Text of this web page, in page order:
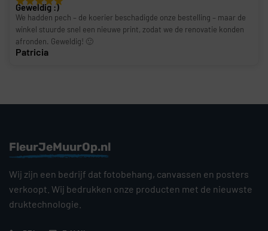
Geweldig :)
We hadden pech – de koerier beschadigde onze bestelling – maar de
winkel stuurde snel een nieuwe print, zodat we de renovatie konden
afronden. Geweldig! 🙂
Patricia
FleurJeMuurOp.nl
Wij zijn een bedrijf dat fotobehang, canvassen en posters
verkoopt. Wij bedrukken onze producten met de nieuwste
druktechnologie.